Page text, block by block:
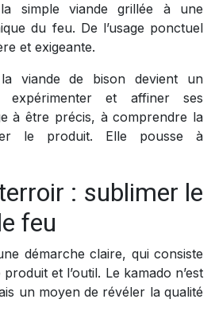
simple viande grillée à une
du feu. De l’usage ponctuel
et exigeante.
viande de bison devient un
et affiner ses
à être précis, à comprendre la
le produit. Elle pousse à
: sublimer le
feu
démarche claire, qui consiste
et l’outil. Le kamado n’est
un moyen de révéler la qualité